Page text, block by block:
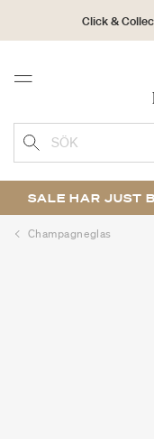
Click &
Menu
SÖK
SALE HAR JUST
Champagneglas